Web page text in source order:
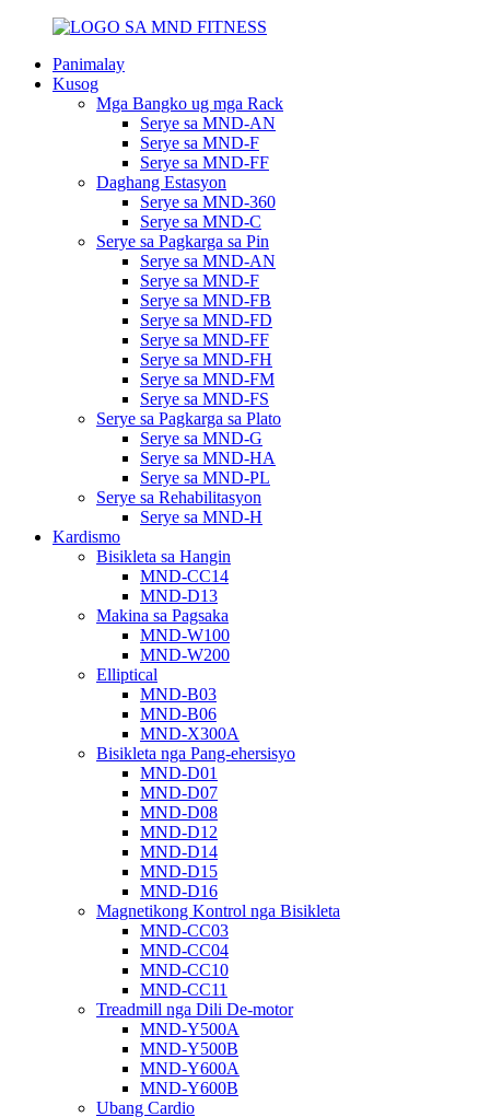
Panimalay
Kusog
Mga Bangko ug mga Rack
Serye sa MND-AN
Serye sa MND-F
Serye sa MND-FF
Daghang Estasyon
Serye sa MND-360
Serye sa MND-C
Serye sa Pagkarga sa Pin
Serye sa MND-AN
Serye sa MND-F
Serye sa MND-FB
Serye sa MND-FD
Serye sa MND-FF
Serye sa MND-FH
Serye sa MND-FM
Serye sa MND-FS
Serye sa Pagkarga sa Plato
Serye sa MND-G
Serye sa MND-HA
Serye sa MND-PL
Serye sa Rehabilitasyon
Serye sa MND-H
Kardismo
Bisikleta sa Hangin
MND-CC14
MND-D13
Makina sa Pagsaka
MND-W100
MND-W200
Elliptical
MND-B03
MND-B06
MND-X300A
Bisikleta nga Pang-ehersisyo
MND-D01
MND-D07
MND-D08
MND-D12
MND-D14
MND-D15
MND-D16
Magnetikong Kontrol nga Bisikleta
MND-CC03
MND-CC04
MND-CC10
MND-CC11
Treadmill nga Dili De-motor
MND-Y500A
MND-Y500B
MND-Y600A
MND-Y600B
Ubang Cardio